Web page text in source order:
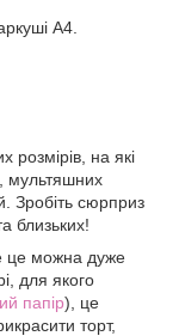
А4.
розмірів, на які
мультяшних
Зробіть сюрприз
близьких!
це можна дуже
для якого
папір), це
торт,